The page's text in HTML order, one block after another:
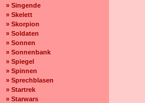
» Singende
» Skelett
» Skorpion
» Soldaten
» Sonnen
» Sonnenbank
» Spiegel
» Spinnen
» Sprechblasen
» Startrek
» Starwars